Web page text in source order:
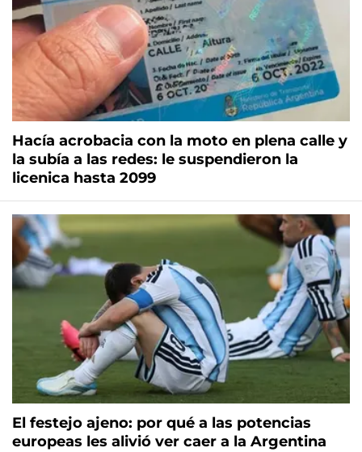
Hacía acrobacia con la moto en plena calle y
la subía a las redes: le suspendieron la
licenica hasta 2099
El festejo ajeno: por qué a las potencias
europeas les alivió ver caer a la Argentina